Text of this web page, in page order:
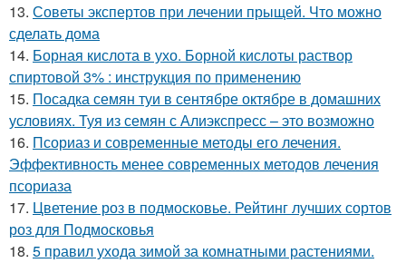
13. Советы экспертов при лечении прыщей. Что можно
сделать дома
14. Борная кислота в ухо. Борной кислоты раствор
спиртовой 3% : инструкция по применению
15. Посадка семян туи в сентябре октябре в домашних
условиях. Туя из семян с Алиэкспресс – это возможно
16. Псориаз и современные методы его лечения.
Эффективность менее современных методов лечения
псориаза
17. Цветение роз в подмосковье. Рейтинг лучших сортов
роз для Подмосковья
18. 5 правил ухода зимой за комнатными растениями.